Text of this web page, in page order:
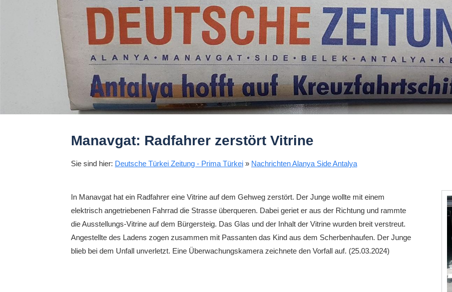
Manavgat: Radfahrer zerstört Vitrine
Sie sind hier: Deutsche Türkei Zeitung - Prima Türkei » Nachrichten Alanya Side Antalya
In Manavgat hat ein Radfahrer eine Vitrine auf dem Gehweg zerstört. Der Junge wollte mit einem
elektrisch angetriebenen Fahrrad die Strasse überqueren. Dabei geriet er aus der Richtung und rammte
die Ausstellungs-Vitrine auf dem Bürgersteig. Das Glas und der Inhalt der Vitrine wurden breit verstreut.
Angestellte des Ladens zogen zusammen mit Passanten das Kind aus dem Scherbenhaufen. Der Junge
blieb bei dem Unfall unverletzt. Eine Überwachungskamera zeichnete den Vorfall auf. (25.03.2024)